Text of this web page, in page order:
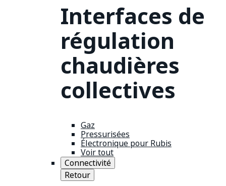
Interfaces de
régulation
chaudières
collectives
Gaz
Pressurisées
Électronique pour Rubis
Voir tout
Connectivité
Retour